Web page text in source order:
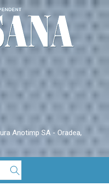
Anotimp SA - Oradea,